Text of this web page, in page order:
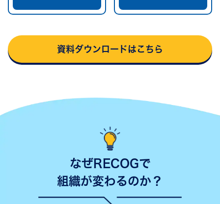
資料ダウンロードはこちら
なぜRECOGで
組織が変わるのか？